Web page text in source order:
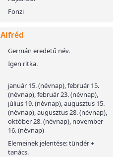
Fonzi
Alfréd
Germán eredetű név.
Igen ritka.
január 15. (névnap), február 15.
(névnap), február 23. (névnap),
július 19. (névnap), augusztus 15.
(névnap), augusztus 28. (névnap),
október 28. (névnap), november
16. (névnap)
Elemeinek jelentése: tündér +
tanács.